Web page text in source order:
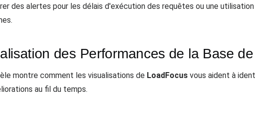
des alertes pour les délais d'exécution des requêtes ou une
des Performances de la Base
montre comment les visualisations de LoadFocus vous aident à
au fil du temps.